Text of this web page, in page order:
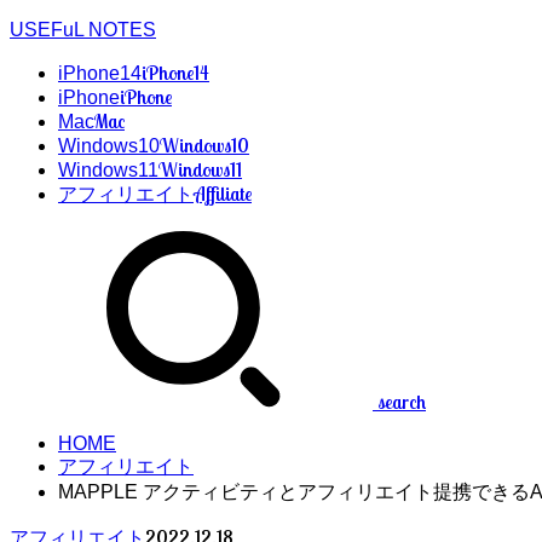
USEFuL NOTES
iPhone14iPhone14
iPhoneiPhone
MacMac
Windows10Windows10
Windows11Windows11
アフィリエイトAffiliate
search
HOME
アフィリエイト
MAPPLE アクティビティとアフィリエイト提携できる
アフィリエイト 2022.12.18